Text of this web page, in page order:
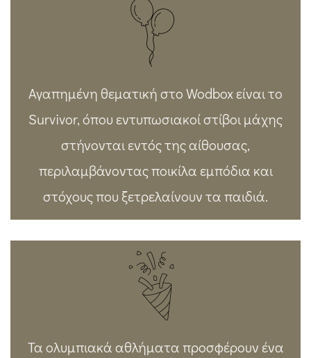
Αγαπημένη θεματική στο Wodbox είναι το
Survivor, όπου εντυπωσιακοί στίβοι μάχης
στήνονται εντός της αίθουσας,
περιλαμβάνοντας ποικίλα εμπόδια και
στόχους που ξετρελαίνουν τα παιδιά.
Τα ολυμπιακά αθλήματα προσφέρουν ένα